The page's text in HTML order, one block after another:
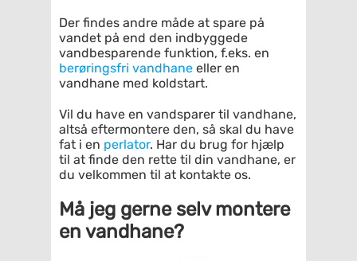
Der findes andre måde at spare på
vandet på end den indbyggede
vandbesparende funktion, f.eks. en
berøringsfri vandhane eller en
vandhane med koldstart.
Vil du have en vandsparer til vandhane,
altså eftermontere den, så skal du have
fat i en perlator. Har du brug for hjælp
til at finde den rette til din vandhane, er
du velkommen til at kontakte os.
Må jeg gerne selv montere
en vandhane?